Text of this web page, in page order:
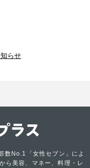
らせ
数No.1「女性セブン」によ
ら美容、マネー、料理・レ